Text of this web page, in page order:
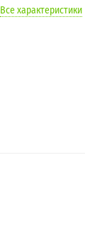
Все характеристики